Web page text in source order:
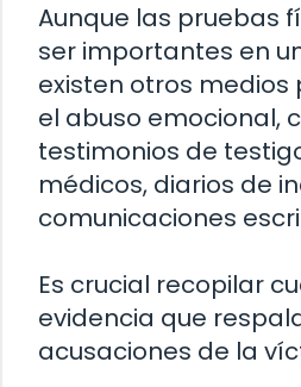
Aunque las pruebas
ser importantes en
existen otros
el abuso emocional,
testimonios de
médicos, diarios de
comunicaciones
Es crucial recopilar
evidencia que
acusaciones de la